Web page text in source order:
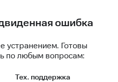
ошибка
устранением. Готовы
по любым вопросам:
Тех. поддержка